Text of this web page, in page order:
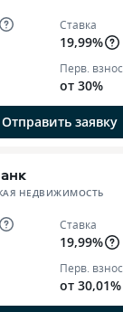
Ставка
19,99%
Перв. взнос
от 30%
Отправить заявку
НЕДВИЖИМОСТЬ
Ставка
19,99%
Перв. взнос
от 30,01%